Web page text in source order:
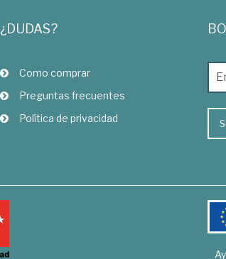
¿DUDAS?
Como comprar
Preguntas frecuentes
Política de privacidad